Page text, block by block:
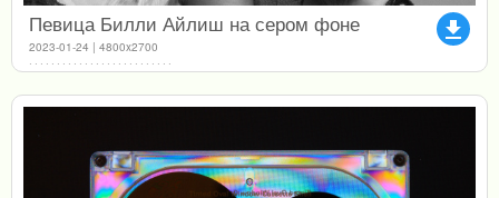
file_download
Певица Билли Айлиш на сером фоне
2023-01-24 | 4800x2700